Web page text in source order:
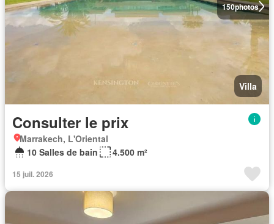
150photos
Villa
Consulter le prix
Marrakech, L'Oriental
10 Salles de bain
4.500 m²
15 juil. 2026